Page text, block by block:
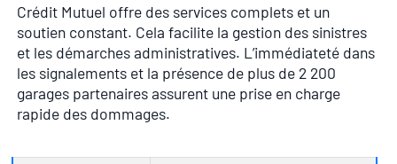
Crédit Mutuel offre des services complets et un
soutien constant. Cela facilite la gestion des sinistres
et les démarches administratives. L’immédiateté dans
les signalements et la présence de plus de 2 200
garages partenaires assurent une prise en charge
rapide des dommages.